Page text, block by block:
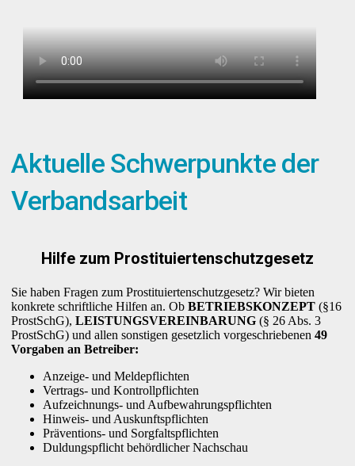
Aktuelle Schwerpunkte der
Verbandsarbeit
Hilfe zum Prostituiertenschutzgesetz
Sie haben Fragen zum Prostituiertenschutzgesetz? Wir bieten
konkrete schriftliche Hilfen an. ObBETRIEBSKONZEPT (§16
ProstSchG),LEISTUNGSVEREINBARUNG (§ 26 Abs. 3
ProstSchG) und allen sonstigen gesetzlich vorgeschriebenen49
Vorgaben an Betreiber:
Anzeige- und Meldepflichten
Vertrags- und Kontrollpflichten
Aufzeichnungs- und Aufbewahrungspflichten
Hinweis- und Auskunftspflichten
Präventions- und Sorgfaltspflichten
Duldungspflicht behördlicher Nachschau